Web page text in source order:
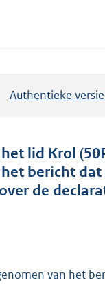
Authentieke versie
lid Krol
bericht
de
van het